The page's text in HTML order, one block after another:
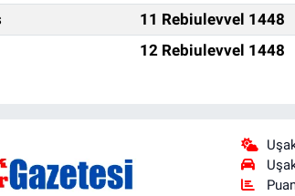
11 Rebiulevvel 1448
12 Rebiulevvel 1448